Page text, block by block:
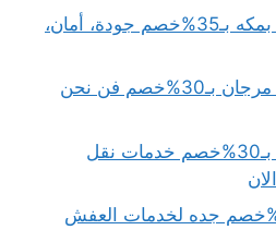
افضل شركه نقل عفش بمكه بـ35%خصم جودة، أمان،
شركات نقل عفش جدة مرجان بـ30%خصم فن نحن
نقل دبش العروسة جدة بـ30%خصم خدمات نقل
عفش جده بـ35%خصم جده لخدمات العفش